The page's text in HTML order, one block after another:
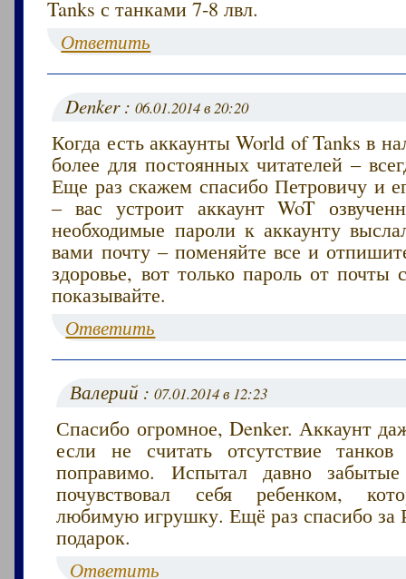
Tanks с танками 7-8 лвл.
Ответить
Denker :06.01.2014 в 20:20
Когда есть аккаунты World of Tanks в
более для постоянных читателей –
Еще раз скажем спасибо Петровичу и
– вас устроит аккаунт WoT
необходимые пароли к аккаунту
вами почту – поменяйте все и
здоровье, вот только пароль от
показывайте.
Ответить
Валерий :07.01.2014 в 12:23
Спасибо огромное, Denker. Аккаунт
если не считать отсутствие
поправимо. Испытал давно
почувствовал себя ребенком,
любимую игрушку. Ещё раз спасибо за
подарок.
Ответить